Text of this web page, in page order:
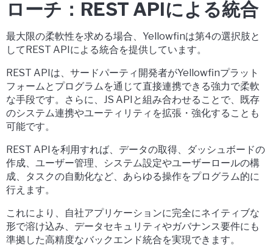
ローチ：REST APIによる統合
最大限の柔軟性を求める場合、Yellowfinは第4の選択肢と
してREST APIによる統合を提供しています。
REST APIは、サードパーティ開発者がYellowfinプラット
フォームと プログラムを通じて直接連携できる強力で柔軟
な手段です。さらに、JS APIと組み合わせることで、既存
のシステム連携やユーティリティを拡張・強化することも
可能です。
REST APIを利用すれば、データの取得、ダッシュボードの
作成、ユーザー管理、システム設定やユーザーロールの構
成、タスクの自動化など、あらゆる操作をプログラム的に
行えます。
これにより、
自社アプリケーションに完全にネイティブな
形で溶け込み、データセキュリティやガバナンス要件にも
準拠した高精度なバックエンド統合を実現できます。